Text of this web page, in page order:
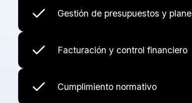
Gestión de presupuestos y
Facturación y control financiero
Cumplimiento normativo